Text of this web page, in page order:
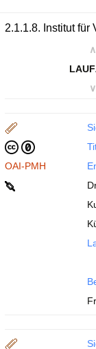
2.1.1.8. Institut für
∧
∨
OAI-PMH